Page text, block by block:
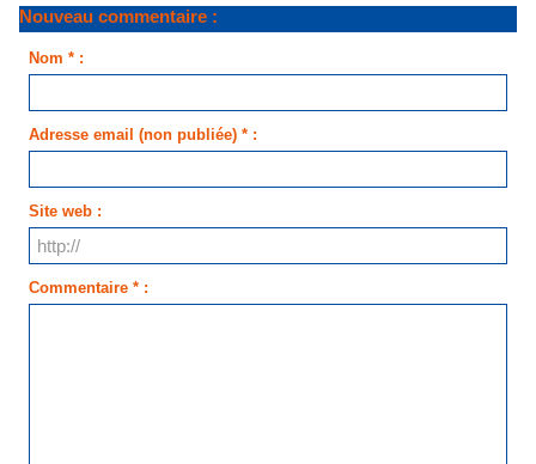
Nouveau commentaire :
Nom * :
Adresse email (non publiée) * :
Site web :
Commentaire * :